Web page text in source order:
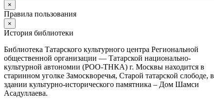
×
Правила пользования
×
История библиотеки
Библиотека Татарского культурного центра Региональной
общественной организации — Татарской национально-
культурной автономии (РОО-ТНКА) г. Москвы находится в
старинном уголке Замоскворечья, Старой татарской слободе, в
здании культурно-исторического памятника – Дом Шамси
Асадуллаева.